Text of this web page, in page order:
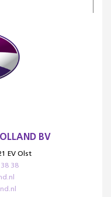
BV
EV Olst
38